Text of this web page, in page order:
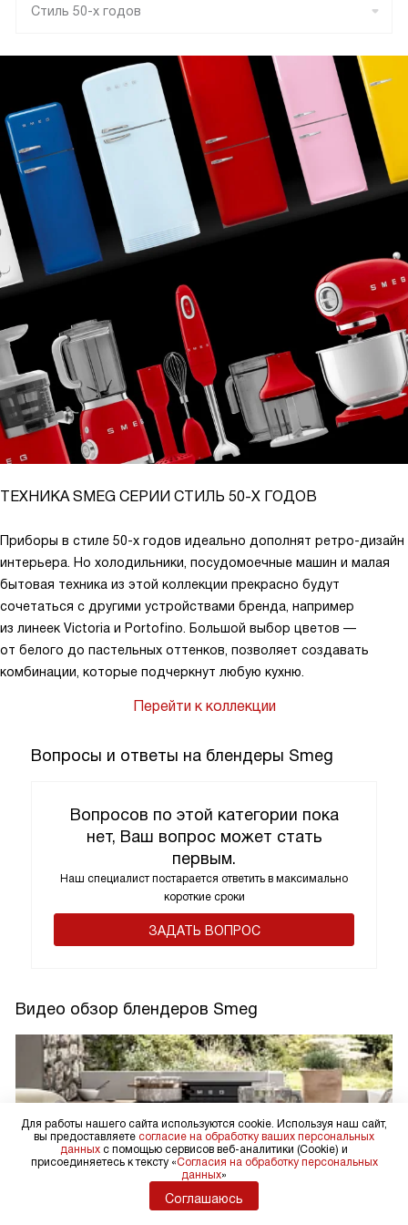
Стиль 50-х годов
Коллекция (Collezione)
ТЕХНИКА SMEG СЕРИИ СТИЛЬ 50-Х ГОДОВ
Приборы в стиле 50-х годов идеально дополнят ретро-дизайн
интерьера. Но холодильники, посудомоечные машин и малая
бытовая техника из этой коллекции прекрасно будут
сочетаться с другими устройствами бренда, например
из линеек Victoria и Portofino. Большой выбор цветов —
от белого до пастельных оттенков, позволяет создавать
комбинации, которые подчеркнут любую кухню.
Перейти к коллекции
Вопросы и ответы на блендеры Smeg
Вопросов по этой категории пока
нет, Ваш вопрос может стать
первым.
Наш специалист постарается ответить в максимально
короткие сроки
ЗАДАТЬ ВОПРОС
Видео обзор блендеров Smeg
Для работы нашего сайта используются cookie. Используя наш сайт,
вы предоставляете согласие на обработку ваших персональных
данных с помощью сервисов веб-аналитики (Cookie) и
присоединяетесь к тексту «Согласия на обработку персональных
данных»
Соглашаюсь